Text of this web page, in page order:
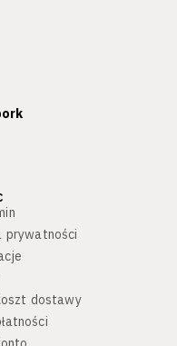
prywatności
dostawy